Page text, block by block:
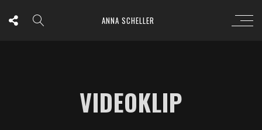
ANNA SCHELLER
VIDEOKLIP